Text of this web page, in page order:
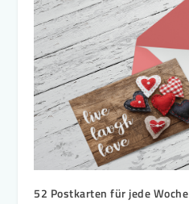
52 Postkarten für jede Woche